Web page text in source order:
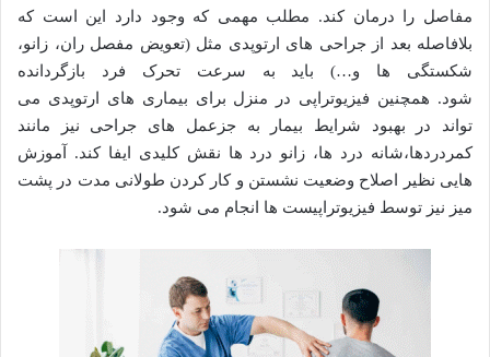
مفاصل را درمان کند. مطلب مهمی که وجود دارد این است که
بلافاصله بعد از جراحی های ارتوپدی مثل (تعویض مفصل ران، زانو،
شکستگی ها و…) باید به سرعت تحرک فرد بازگردانده
شود. همچنین فیزیوتراپی در منزل برای بیماری های ارتوپدی می
تواند در بهبود شرایط بیمار به جزعمل های جراحی نیز مانند
کمردردها،شانه درد ها، زانو درد ها نقش کلیدی ایفا کند. آموزش
هایی نظیر اصلاح وضعیت نشستن و کار کردن طولانی مدت در پشت
میز نیز توسط فیزیوتراپیست ها انجام می شود.